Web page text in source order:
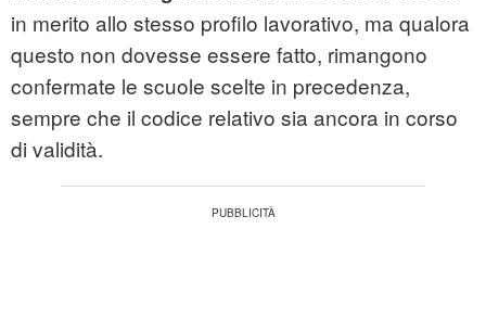
in merito allo stesso profilo lavorativo, ma qualora
questo non dovesse essere fatto, rimangono
confermate le scuole scelte in precedenza,
sempre che il codice relativo sia ancora in corso
di validità.